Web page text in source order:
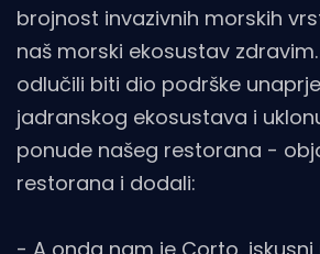
brojnost invazivnih morskih
naš morski ekosustav
odlučili biti dio podrške
jadranskog ekosustava i
ponude našeg restorana -
restorana i dodali: